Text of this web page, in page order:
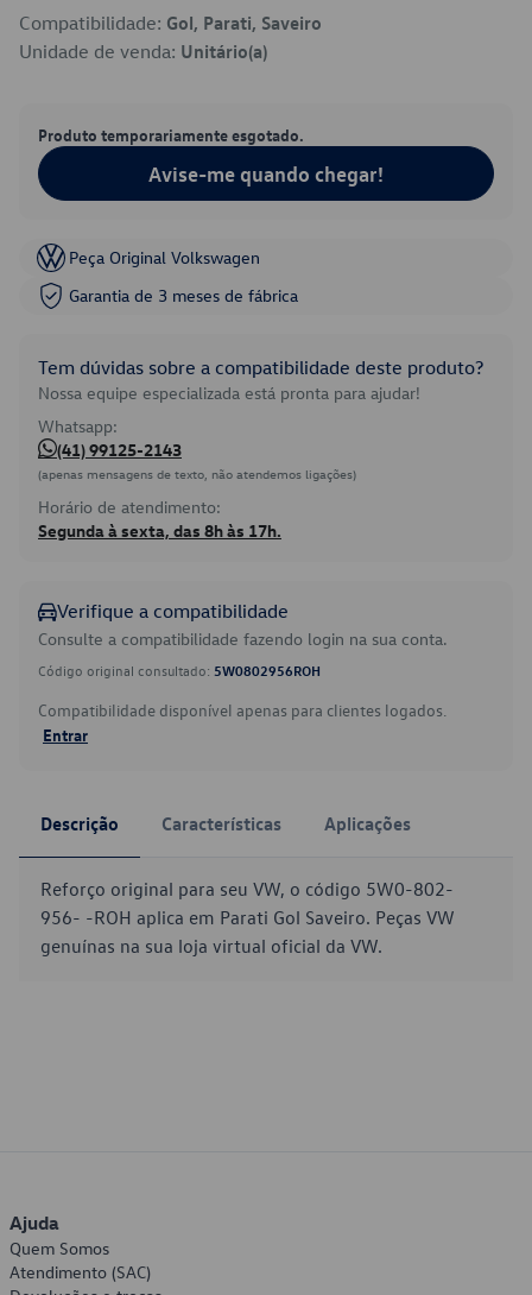
Compatibilidade: Gol, Parati, Saveiro
Unidade de venda: Unitário(a)
Produto temporariamente esgotado.
Avise-me quando chegar!
Peça Original Volkswagen
Garantia de 3 meses de fábrica
Tem dúvidas sobre a compatibilidade deste produto?
Nossa equipe especializada está pronta para ajudar!
Whatsapp:
(41) 99125-2143
(apenas mensagens de texto, não atendemos ligações)
Horário de atendimento:
Segunda à sexta, das 8h às 17h.
Verifique a compatibilidade
Consulte a compatibilidade fazendo login na sua conta.
Código original consultado: 5W0802956ROH
Compatibilidade disponível apenas para clientes logados.
Entrar
Descrição Características Aplicações
Reforço original para seu VW, o código 5W0-802-
956- -ROH aplica em Parati Gol Saveiro. Peças VW
genuínas na sua loja virtual oficial da VW.
Ajuda
Quem Somos
Atendimento (SAC)